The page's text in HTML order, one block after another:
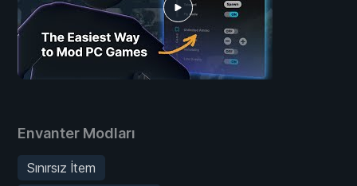
Envanter Modları
Sınırsız İtem